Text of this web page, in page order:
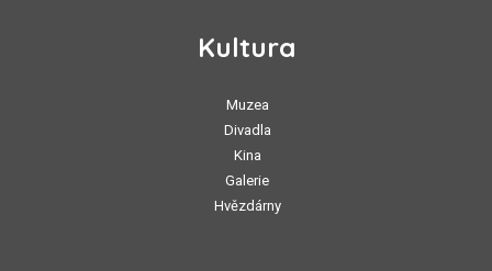
Kultura
Muzea
Divadla
Kina
Galerie
Hvězdárny